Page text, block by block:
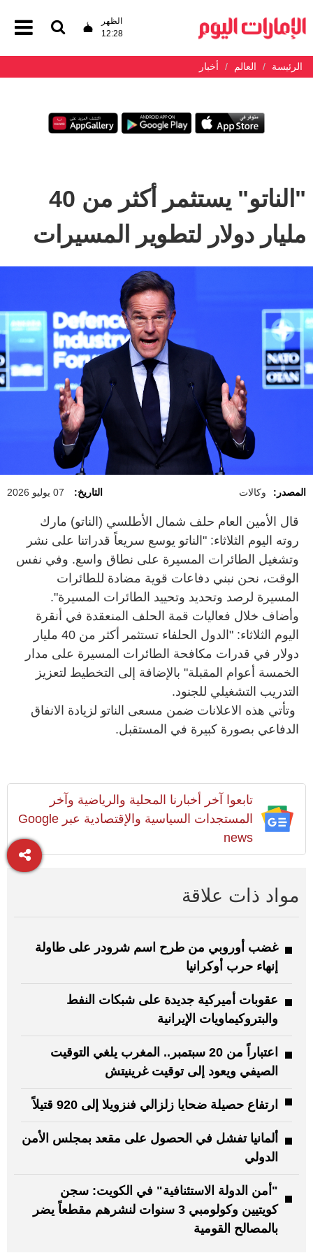
الظهر
12:28
الرئيسة العالم أخبار
"الناتو" يستثمر أكثر من 40
مليار دولار لتطوير المسيرات
المصدر: وكالات التاريخ: 07 يوليو 2026
قال الأمين العام حلف شمال الأطلسي (الناتو) مارك
روته اليوم الثلاثاء: "الناتو يوسع سريعاً قدراتنا على نشر
وتشغيل الطائرات المسيرة على نطاق واسع. وفي نفس
الوقت، نحن نبني دفاعات قوية مضادة للطائرات
المسيرة لرصد وتحديد وتحييد الطائرات المسيرة".
وأضاف خلال فعاليات قمة الحلف المنعقدة في أنقرة
اليوم الثلاثاء: "الدول الحلفاء تستثمر أكثر من 40 مليار
دولار في قدرات مكافحة الطائرات المسيرة على مدار
الخمسة أعوام المقبلة" بالإضافة إلى التخطيط لتعزيز
التدريب التشغيلي للجنود.
وتأتي هذه الاعلانات ضمن مسعى الناتو لزيادة الانفاق
الدفاعي بصورة كبيرة في المستقبل.
تابعوا آخر أخبارنا المحلية والرياضية وآخر
المستجدات السياسية والإقتصادية عبر Google
news
مواد ذات علاقة
غضب أوروبي من طرح اسم شرودر على طاولة
إنهاء حرب أوكرانيا
عقوبات أميركية جديدة على شبكات النفط
والبتروكيماويات الإيرانية
اعتباراً من 20 سبتمبر.. المغرب يلغي التوقيت
الصيفي ويعود إلى توقيت غرينيتش
ارتفاع حصيلة ضحايا زلزالي فنزويلا إلى 920 قتيلاً
ألمانيا تفشل في الحصول على مقعد بمجلس الأمن
الدولي
"أمن الدولة الاستئنافية" في الكويت: سجن
كويتيين وكولومبي 3 سنوات لنشرهم مقطعاً يضر
بالمصالح القومية